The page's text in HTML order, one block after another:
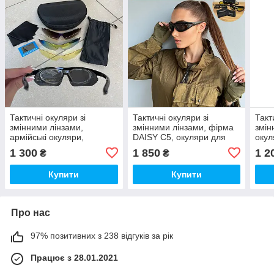
Тактичні окуляри зі
змінними лінзами,
армійські окуляри,
окуляри для стрільби,
антивідблиски окуляри
1 300 ₴
Купити
Тактичні окуляри зі
змінними лінзами, фірма
DAISY С5, окуляри для
військових, окуляри для
стрільби, антивідблиск
окуляри
1 850₴
Купити
1
Про нас
97% позитивних з 238 відгуків за рік
Працює з 28.01.2021